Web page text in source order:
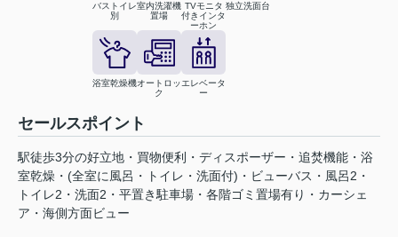
バストイレ
別
室内洗濯機
置場
TVモニタ
付きインタ
ーホン
独立洗面台
浴室乾燥機オートロッ
ク
エレベータ
ー
セールスポイント
駅徒歩3分の好立地・買物便利・ディスポーザー・追焚機能・浴
室乾燥・(全室に風呂・トイレ・洗面付)・ビューバス・風呂2・
トイレ2・洗面2・平置き駐車場・各階ゴミ置場有り・カーシェ
ア・海側方面ビュー